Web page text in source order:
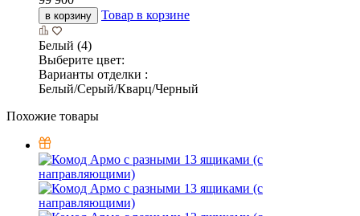
в корзину Товар в корзине
Белый (4)
Выберите цвет:
Варианты отделки :
Белый/Серый/Кварц/Черный
Похожие товары